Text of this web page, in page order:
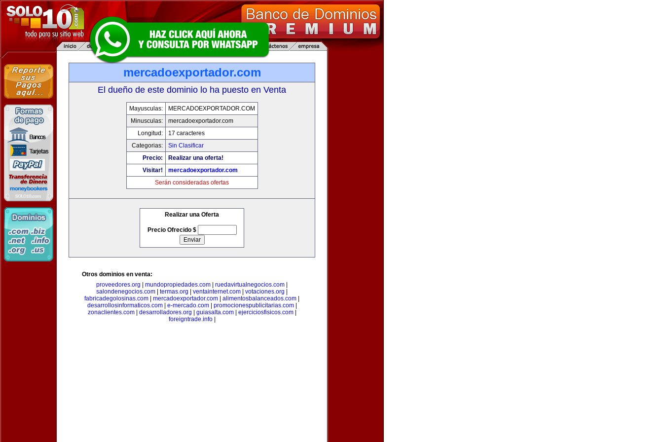
mercadoexportador.com
El dueño de este dominio lo ha puesto en Venta
Mayusculas:
MERCADOEXPORTADOR.COM
Minusculas:
mercadoexportador.com
Longitud:
17 caracteres
Categorias:
Sin Clasificar
Precio:
Realizar una oferta!
Visitar!
mercadoexportador.com
Serán consideradas ofertas
Realizar una Oferta
Precio Ofrecido $
Otros dominios en venta:
proveedores.org
mundopropiedades.com ruedavirtualnegocios.com
salondenegocios.com
termas.org ventainternet.com votaciones.org
fabricadegolosinas.com
mercadoexportador.com alimentosbalanceados.com
desarrollosinformaticos.com| e-mercado.com| promocionespublicitarias.com|
zonaclientes.com| desarrolladores.org guiasalta.com| ejerciciosfisicos.com|
foreigntrade.info|